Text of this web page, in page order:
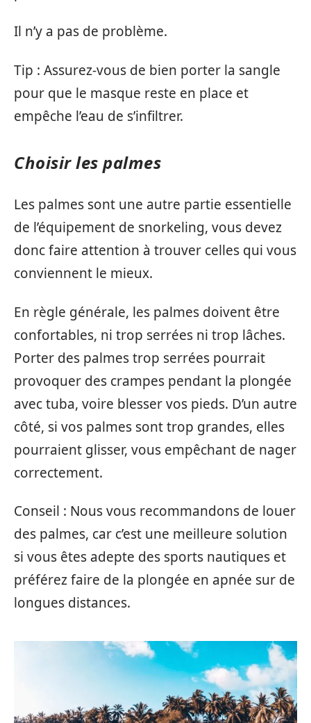
Il n’y a pas de problème.
Tip : Assurez-vous de bien porter la sangle
pour que le masque reste en place et
empêche l’eau de s’infiltrer.
Choisir les palmes
Les palmes sont une autre partie essentielle
de l’équipement de snorkeling, vous devez
donc faire attention à trouver celles qui vous
conviennent le mieux.
En règle générale, les palmes doivent être
confortables, ni trop serrées ni trop lâches.
Porter des palmes trop serrées pourrait
provoquer des crampes pendant la plongée
avec tuba, voire blesser vos pieds. D’un autre
côté, si vos palmes sont trop grandes, elles
pourraient glisser, vous empêchant de nager
correctement.
Conseil : Nous vous recommandons de louer
des palmes, car c’est une meilleure solution
si vous êtes adepte des sports nautiques et
préférez faire de la plongée en apnée sur de
longues distances.